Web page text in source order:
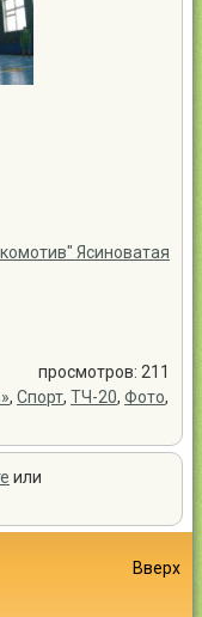
Ясиноватая
просмотров: 211
, Спорт, ТЧ-20, Фото,
или
Вверх